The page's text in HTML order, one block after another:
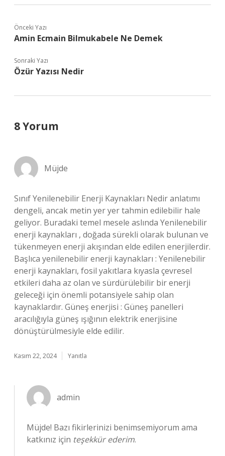
Önceki Yazı
Amin Ecmain Bilmukabele Ne Demek
Sonraki Yazı
Özür Yazısı Nedir
8 Yorum
Müjde
Sınıf Yenilenebilir Enerji Kaynakları Nedir anlatımı
dengeli, ancak metin yer yer tahmin edilebilir hale
geliyor. Buradaki temel mesele aslında Yenilenebilir
enerji kaynakları , doğada sürekli olarak bulunan ve
tükenmeyen enerji akışından elde edilen enerjilerdir.
Başlıca yenilenebilir enerji kaynakları : Yenilenebilir
enerji kaynakları, fosil yakıtlara kıyasla çevresel
etkileri daha az olan ve sürdürülebilir bir enerji
geleceği için önemli potansiyele sahip olan
kaynaklardır. Güneş enerjisi : Güneş panelleri
aracılığıyla güneş ışığının elektrik enerjisine
dönüştürülmesiyle elde edilir.
Kasım 22, 2024 Yanıtla
admin
Müjde! Bazı fikirlerinizi benimsemiyorum ama
katkınız için teşekkür ederim.